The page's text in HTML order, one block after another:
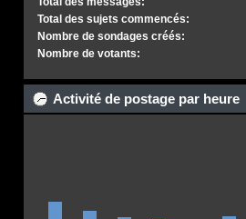
Total des sujets commencés:
Nombre de sondages créés:
Nombre de votants:
Activité de postage par heure